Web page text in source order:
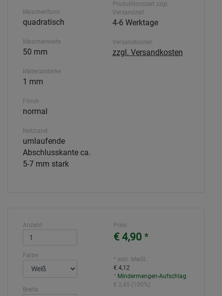
Maschenform
quadratisch
Maschenweite
50 mm
Materialstärke
1 mm
Finish
normal
Netzrand
umlaufende
Abschlusskante ca.
5-7 mm stark
Produktionszeit zzgl.
Versandzeit
4-6 Werktage
Versandkosten
zzgl. Versandkosten
Anzahl:
Farbe
Breite:
Preis
€ 4,90 *
* exkl. MwSt.:
€ 4,12
* Mindermengen-Aufschlag:
€ 2,45 (100%)